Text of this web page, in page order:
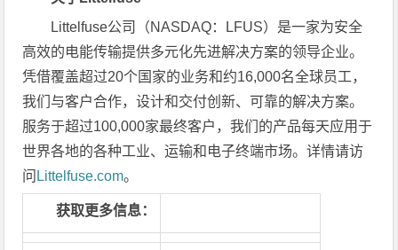
Littelfuse公司（NASDAQ：LFUS）是一家为安全
高效的电能传输提供多元化先进解决方案的领导企业。
凭借覆盖超过20个国家的业务和约16,000名全球员工，
我们与客户合作，设计和交付创新、可靠的解决方案。
服务于超过100,000家最终客户，我们的产品每天应用于
世界各地的各种工业、运输和电子终端市场。详情请访
问 Littelfuse.com。
获取更多信息：